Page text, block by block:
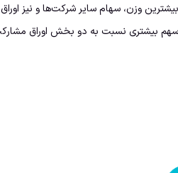
بیشترین وزن، سهام سایر شرکت‌ها و نیز
سهم بیشتری نسبت به دو بخش اوراق